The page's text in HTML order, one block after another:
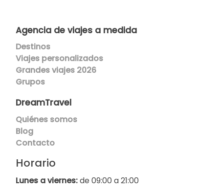
Agencia de viajes a medida
Destinos
Viajes personalizados
Grandes viajes 2026
Grupos
DreamTravel
Quiénes somos
Blog
Contacto
Horario
Lunes a viernes:de 09:00 a 21:00